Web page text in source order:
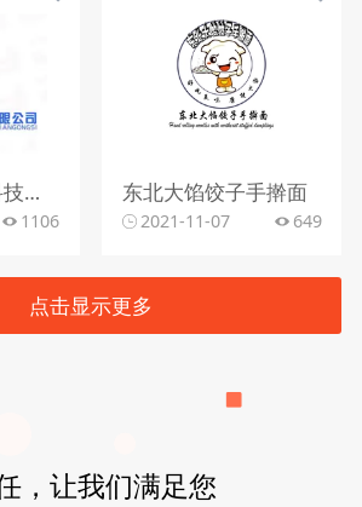
湖南千锋教育科技有限公司
1106
东北大馅饺子手擀面
2021-11-07 649
点击显示更多
，让我们满足您